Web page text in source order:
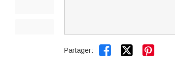
Partager:  